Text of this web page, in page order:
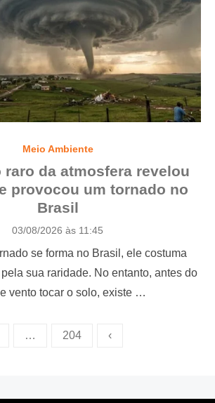
Meio Ambiente
raro da atmosfera revelou
provocou um tornado no
Brasil
P
s
e
d
03/08/2026 às 11:45
se forma no Brasil, ele costuma
sua raridade. No entanto, antes do
vento tocar o solo, existe …
… 204 ‹